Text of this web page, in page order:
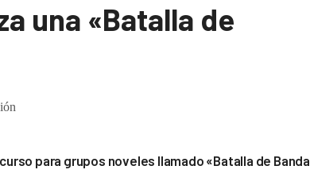
una «Batalla de
para grupos noveles llamado «Batalla de